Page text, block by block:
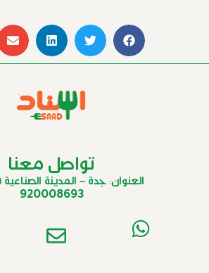
تواصل معنا
العنوان: جدة – المدينة الصناعية 3 – 21446
920008693